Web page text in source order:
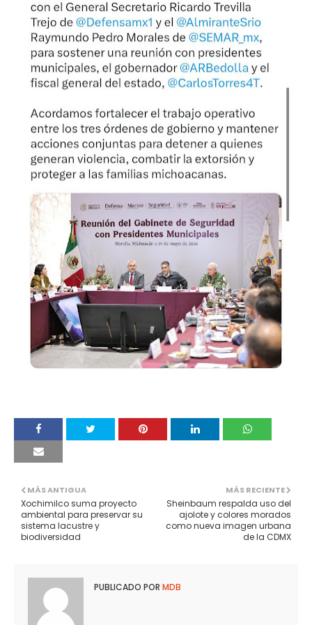
MÁS RECIENTE
Sheinbaum respalda uso del
ajolote y colores morados
como nueva imagen urbana
de la CDMX
MÁS ANTIGUA
Xochimilco suma proyecto
ambiental para preservar su
sistema lacustre y
biodiversidad
PUBLICADO POR MDB